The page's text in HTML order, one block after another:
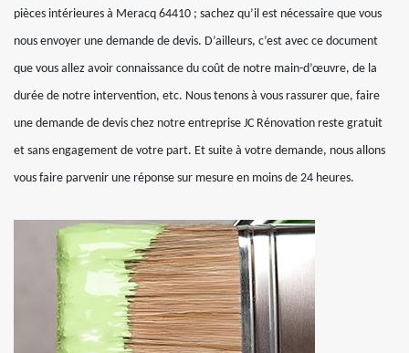
pièces intérieures à Meracq 64410 ; sachez qu’il est nécessaire que vous
nous envoyer une demande de devis. D’ailleurs, c’est avec ce document
que vous allez avoir connaissance du coût de notre main-d’œuvre, de la
durée de notre intervention, etc. Nous tenons à vous rassurer que, faire
une demande de devis chez notre entreprise JC Rénovation reste gratuit
et sans engagement de votre part. Et suite à votre demande, nous allons
vous faire parvenir une réponse sur mesure en moins de 24 heures.